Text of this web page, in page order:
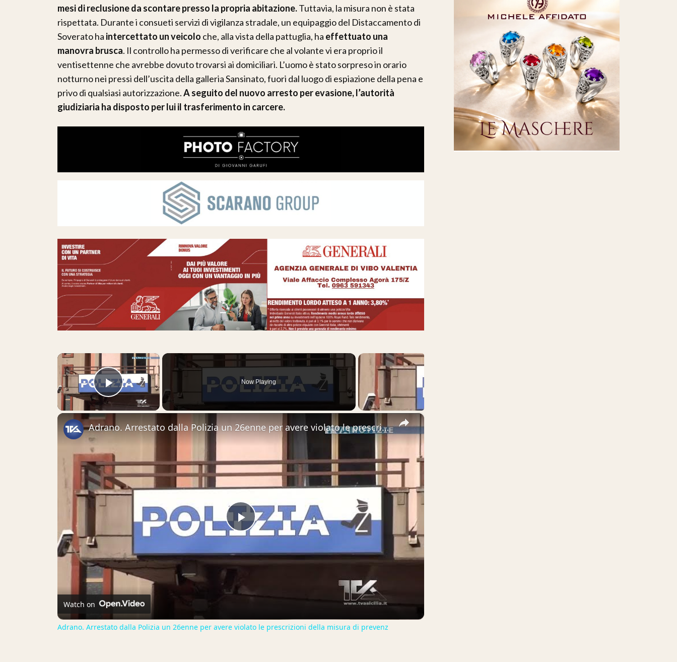
mesi di reclusione da scontare presso la propria abitazione.Tuttavia, la misura non è stata
rispettata. Durante i consueti servizi di vigilanza stradale, un equipaggio del Distaccamento di
Soverato ha intercettato un veicolo che, alla vista della pattuglia, ha effettuato una
manovra brusca. Il controllo ha permesso di verificare che al volante vi era proprio il
ventisettenne che avrebbe dovuto trovarsi ai domiciliari. L’uomo è stato sorpreso in orario
notturno nei pressi dell’uscita della galleria Sansinato, fuori dal luogo di espiazione della pena e
privo di qualsiasi autorizzazione.A seguito del nuovo arresto per evasione, l’autorità
giudiziaria ha disposto per lui il trasferimento in carcere.
×
Play Video
Now Playing
×
Play
Video
Adrano. Arrestato dalla Polizia un 26enne per avere violato le prescrizioni della misura di prevenz
Watch on
Adrano. Arrestato dalla Polizia un 26enne per avere violato le prescrizioni della misura di prevenz